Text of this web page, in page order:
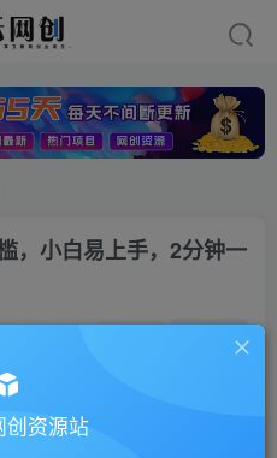
，小白易上手，2分钟一
私信
创资源站